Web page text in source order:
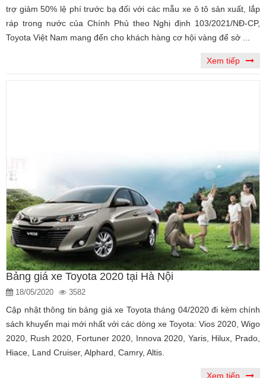
trợ giảm 50% lệ phí trước bạ đối với các mẫu xe ô tô sản xuất, lắp
ráp trong nước của Chính Phủ theo Nghị định 103/2021/NĐ-CP,
Toyota Việt Nam mang đến cho khách hàng cơ hội vàng để sở ...
Xem tiếp
Bảng giá xe Toyota 2020 tại Hà Nội
18/05/2020 3582
Cập nhật thông tin bảng giá xe Toyota tháng 04/2020 đi kèm chính
sách khuyến mại mới nhất với các dòng xe Toyota: Vios 2020, Wigo
2020, Rush 2020, Fortuner 2020, Innova 2020, Yaris, Hilux, Prado,
Hiace, Land Cruiser, Alphard, Camry, Altis.
Xem tiếp